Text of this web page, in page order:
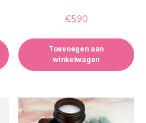
€5,90
Toevoegen aan
winkelwagen